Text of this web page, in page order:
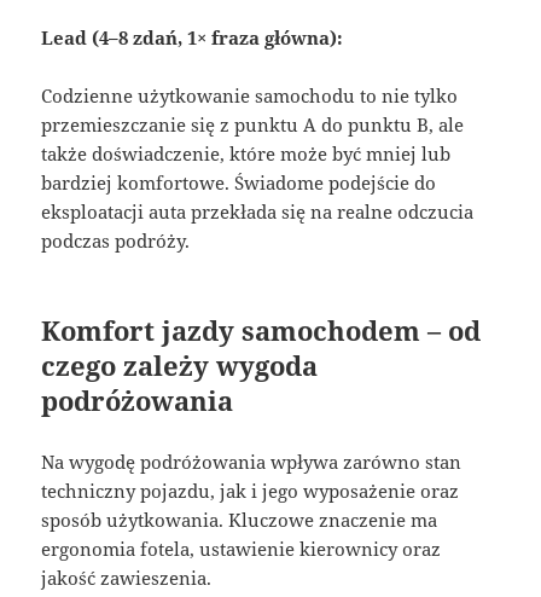
Lead (4–8 zdań, 1× fraza główna):
Codzienne użytkowanie samochodu to nie tylko
przemieszczanie się z punktu A do punktu B, ale
także doświadczenie, które może być mniej lub
bardziej komfortowe. Świadome podejście do
eksploatacji auta przekłada się na realne odczucia
podczas podróży.
Komfort jazdy samochodem – od
czego zależy wygoda
podróżowania
Na wygodę podróżowania wpływa zarówno stan
techniczny pojazdu, jak i jego wyposażenie oraz
sposób użytkowania. Kluczowe znaczenie ma
ergonomia fotela, ustawienie kierownicy oraz
jakość zawieszenia.